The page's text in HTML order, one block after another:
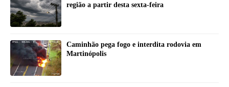
região a partir desta sexta-feira
Caminhão pega fogo e interdita rodovia em
Martinópolis